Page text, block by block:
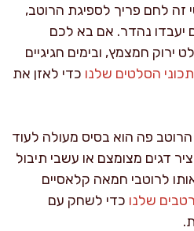
זה לחם פריך לספיגת הרוטב,
יעבדו נהדר. אם בא לכם
חמצמץ, ובימים חגיגיים
הסלטים שלנו כדי לאזן את
הרוטב פה הוא בסיס מעולה לעוד
דגים מצומצם או עשבי תיבול
לרוטבי חמאה קלאסיים
שלנו כדי לשחק עם